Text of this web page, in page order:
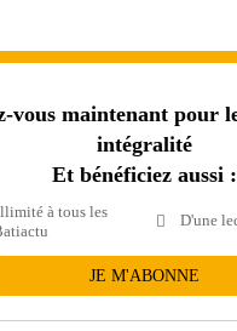
vous maintenant pour
intégralité
Et bénéficiez aussi :
à tous les
D'une
JE M'ABONNE